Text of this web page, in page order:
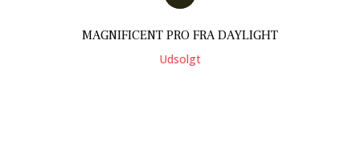
MAGNIFICENT PRO FRA DAYLIGHT
Udsolgt